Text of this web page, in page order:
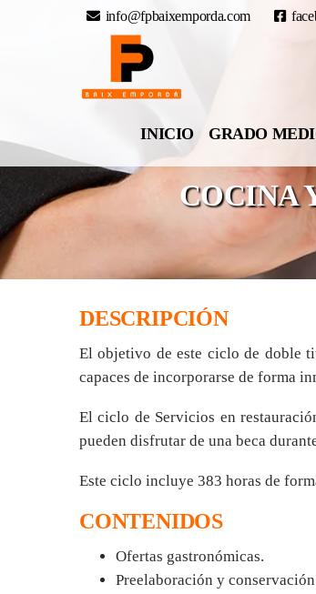
info@fpbaixemporda.com
INICIO GRADO
COCINA
DESCRIPCIÓN
El objetivo de este ciclo de doble
capaces de incorporarse de forma
El ciclo de Servicios en
pueden disfrutar de una beca
Este ciclo incluye 383 horas de
CONTENIDOS
Ofertas gastronómicas.
Preelaboración y